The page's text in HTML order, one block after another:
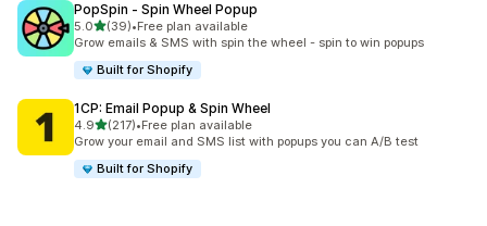
PopSpin ‑ Spin Wheel Popup
5.05つ星中
(39)
合計レビュー数：39件
•Free plan available
Grow emails & SMS with spin the wheel - spin to win popups
Built for Shopify
1CP: Email Popup & Spin Wheel
4.95つ星中
(217)
合計レビュー数：217件
•Free plan available
Grow your email and SMS list with popups you can A/B test
Built for Shopify